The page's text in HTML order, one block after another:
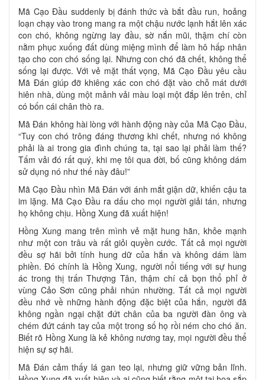
Mã Cạo Đầu suddenly bị đánh thức và bắt đầu run, hoảng
loạn chạy vào trong mang ra một chậu nước lạnh hắt lên xác
con chó, không ngừng lay đầu, sờ nắn mũi, thậm chí còn
nằm phục xuống đất dùng miệng mình để làm hô hấp nhân
tạo cho con chó sống lại. Nhưng con chó đã chết, không thể
sống lại được. Với vẻ mặt thất vọng, Mã Cạo Đầu yêu cầu
Mã Đán giúp đỡ khiêng xác con chó đặt vào chỗ mát dưới
hiên nhà, dùng một mảnh vải màu loại một đắp lên trên, chỉ
có bốn cái chân thò ra.
Mã Đán không hài lòng với hành động này của Mã Cạo Đầu,
“Tuy con chó trông đáng thương khi chết, nhưng nó không
phải là ai trong gia đình chúng ta, tại sao lại phải làm thế?
Tấm vải đó rất quý, khi mẹ tôi qua đời, bố cũng không dám
sử dụng nó như thế này đâu!”
Mã Cạo Đầu nhìn Mã Đán với ánh mắt giận dữ, khiến cậu ta
im lặng. Mã Cạo Đầu ra dấu cho mọi người giải tán, nhưng
họ không chịu. Hồng Xung đã xuất hiện!
Hồng Xung mang trên mình vẻ mặt hung hãn, khỏe mạnh
như một con trâu và rất giỏi quyền cước. Tất cả mọi người
đều sợ hãi bởi tính hung dữ của hắn và không dám làm
phiền. Đó chính là Hồng Xung, người nổi tiếng với sự hung
ác trong thị trấn Thượng Tân, thậm chí cả bọn thổ phỉ ở
vùng Cảo Sơn cũng phải nhún nhường. Tất cả mọi người
đều nhớ về những hành động đặc biệt của hắn, người đã
không ngần ngại chặt đứt chân của ba người đàn ông và
chém đứt cánh tay của một trong số họ rồi ném cho chó ăn.
Biết rõ Hồng Xung là kẻ không nương tay, mọi người đều thể
hiện sự sợ hãi.
Mã Đán cảm thấy lá gan teo lại, nhưng giữ vững bản lĩnh.